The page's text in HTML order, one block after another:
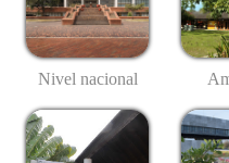
Nivel nacional